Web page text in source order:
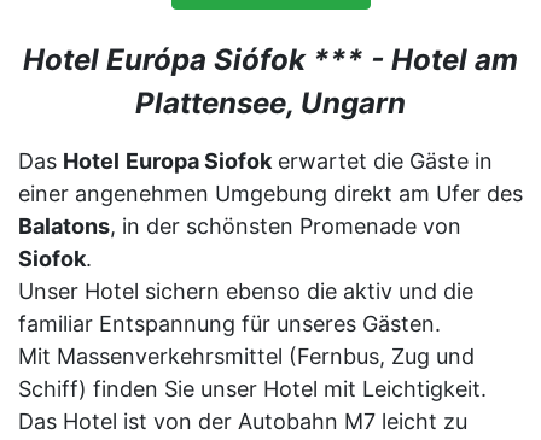
Hotel Európa Siófok *** - Hotel am
Plattensee, Ungarn
Das Hotel Europa Siofok erwartet die Gäste in
einer angenehmen Umgebung direkt am Ufer des
Balatons, in der schönsten Promenade von
Siofok.
Unser Hotel sichern ebenso die aktiv und die
familiar Entspannung für unseres Gästen.
Mit Massenverkehrsmittel (Fernbus, Zug und
Schiff) finden Sie unser Hotel mit Leichtigkeit.
Das Hotel ist von der Autobahn M7 leicht zu